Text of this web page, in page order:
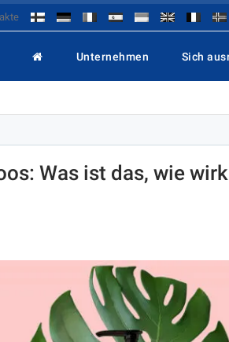
Unternehmen Sich
Was ist das, wie